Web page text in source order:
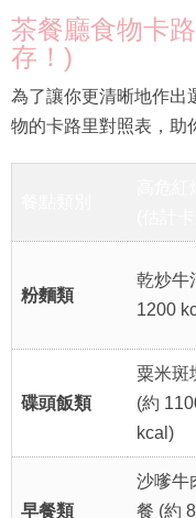
茶餐廳食物卡
存！)
為了讓你更清晰地作出
物的卡路里對照表，助
粉麵類
乾炒牛
1200
碟頭飯類
粟米斑
(約
kcal)
早餐類
沙嗲牛
餐 (約